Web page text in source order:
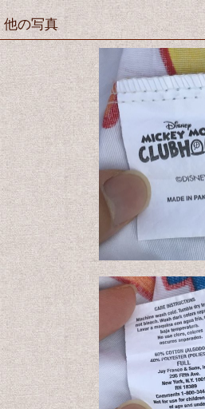
他の写真